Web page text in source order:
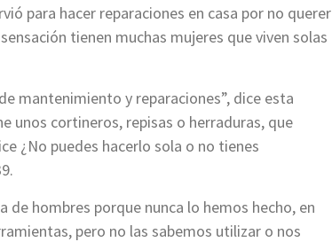
para hacer reparaciones en casa por no querer
tienen muchas mujeres que viven solas
mantenimiento y reparaciones”, dice esta
unos cortineros, repisas o herraduras, que
¿No puedes hacerlo sola o no tienes
de hombres porque nunca lo hemos hecho, en
pero no las sabemos utilizar o nos